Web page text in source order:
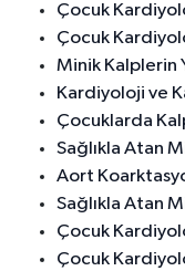
Çocuk
Çocuk
Minik Kalplerin
Kardiyoloji ve
Çocuklarda
Sağlıkla Atan
Aort
Sağlıkla Atan
Çocuk
Çocuk